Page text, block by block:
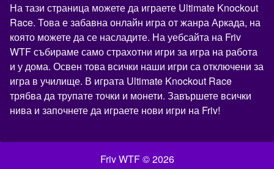
На тази страница можете да играете Ultimate Knockout
Race. Това е забавна онлайн игра от жанра Аркада, на
която можете да се насладите. На уебсайта на Friv
WTF събираме само страхотни игри за игра на работа
и у дома. Освен това всички наши игри са отключени за
игра в училище. В играта Ultimate Knockout Race
трябва да трупате точки и монети. Завършете всички
нива и започнете да играете нови игри на Friv!
Friv WTF © 2026